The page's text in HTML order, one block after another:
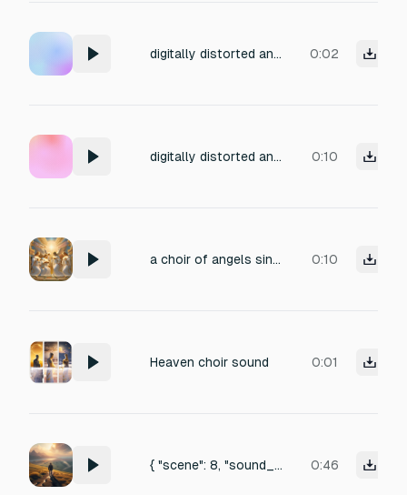
digitally distorted angelic choir with wings unfolding, glitched, high pitch 0:02
digitally distorted angelic choir with wings unfolding 0:10
a choir of angels singing a harmonious G note 0:10
Heaven choir sound 0:01
{ "scene": 8, "sound_effects": "Loud cinematic impact, rushing wind burst, heavenly light flare sound, echo of angelic descent, earthquake rumble fading." }, 0:46